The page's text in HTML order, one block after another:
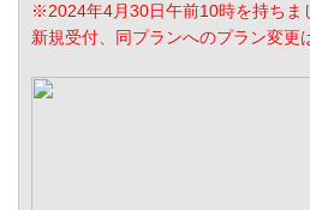
※2024年4月30日午前10時を持ちま
新規受付、同プランへのプラン変更